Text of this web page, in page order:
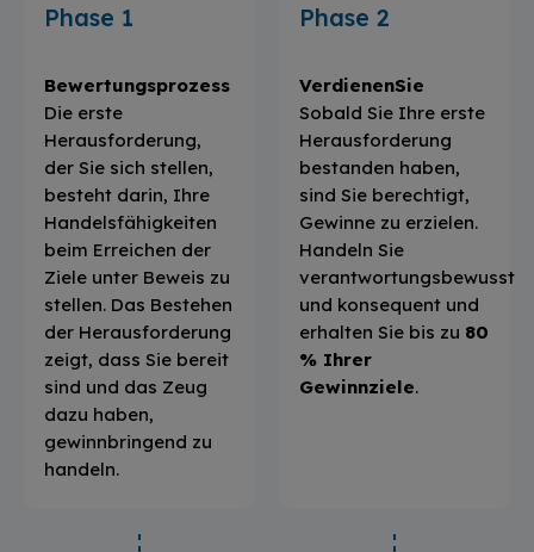
Phase 1
Bewertungsprozess
Die erste
Herausforderung,
der Sie sich stellen,
besteht darin, Ihre
Handelsfähigkeiten
beim Erreichen der
Ziele unter Beweis zu
stellen. Das Bestehen
der Herausforderung
zeigt, dass Sie bereit
sind und das Zeug
dazu haben,
gewinnbringend zu
handeln.
Phase 2
VerdienenSie
Sobald Sie Ihre erste
Herausforderung
bestanden haben,
sind Sie berechtigt,
Gewinne zu erzielen.
Handeln Sie
verantwortungsbewusst
und konsequent und
erhalten Sie bis zu 80
% Ihrer
Gewinnziele.